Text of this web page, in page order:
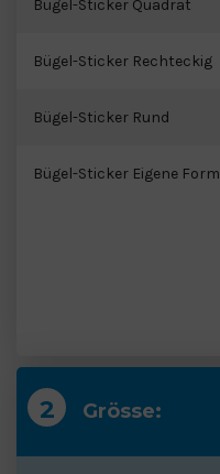
Bügel-Sticker Quadrat
Bügel-Sticker Rechteckig
Bügel-Sticker Rund
Bügel-Sticker Eigene Form
Grösse: